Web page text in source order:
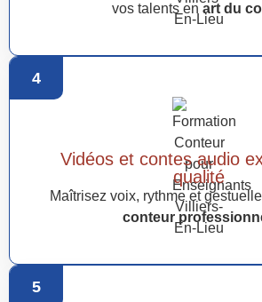
vos talents en art du
4
Vidéos et contes audio
qualité
Maîtrisez voix, rythme et
conteur
5